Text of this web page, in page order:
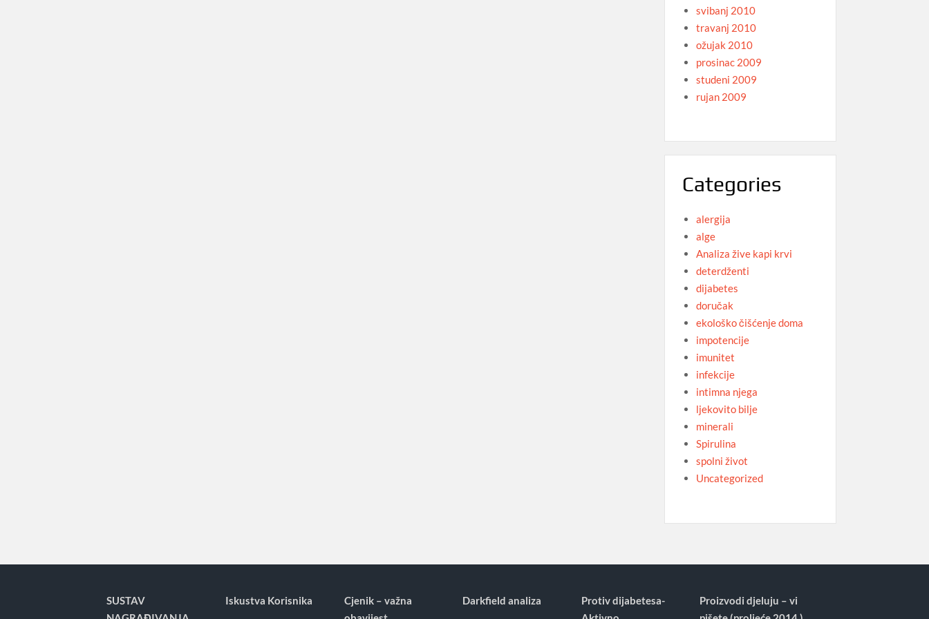
svibanj 2010
travanj 2010
ožujak 2010
prosinac 2009
studeni 2009
rujan 2009
Categories
alergija
alge
Analiza žive kapi krvi
deterdženti
dijabetes
doručak
ekološko čišćenje doma
impotencije
imunitet
infekcije
intimna njega
ljekovito bilje
minerali
Spirulina
spolni život
Uncategorized
SUSTAV
Iskustva Korisnika
Cjenik – važna
Darkfield analiza
Protiv dijabetesa-
Proizvodi djeluju – vi